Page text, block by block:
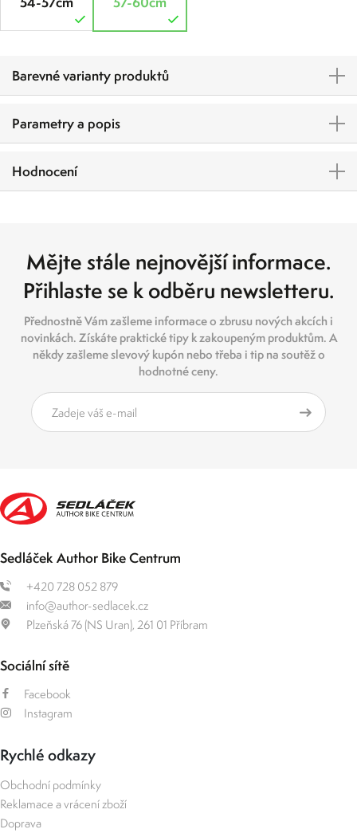
Barevné varianty produktů
Parametry a popis
Hodnocení
Mějte stále nejnovější informace.
Přihlaste se k odběru newsletteru.
Přednostně Vám zašleme informace o zbrusu nových akcích i
novinkách. Získáte praktické tipy k zakoupeným produktům. A
někdy zašleme slevový kupón nebo třeba i tip na soutěž o
hodnotné ceny.
Sedláček Author Bike Centrum
+420 728 052 879
info@author-sedlacek.cz
Plzeňská 76 (NS Uran), 261 01 Příbram
Sociální sítě
Facebook
Instagram
Rychlé odkazy
Obchodní podmínky
Reklamace a vrácení zboží
Doprava